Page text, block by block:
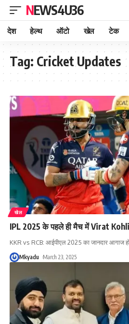
NEWS4U36
देश हेल्थ ऑटो खेल टेक
Tag: Cricket Updates
खेल
IPL 2025 के पहले ही मैच में Virat
KKR vs RCB: आईपीएल 2025 का जानदार आगाज
Mkyadu March 23, 2025